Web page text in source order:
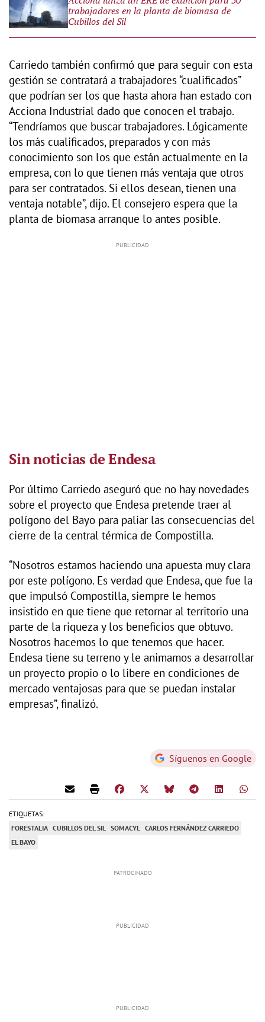
trabajadores en la planta de biomasa de
Cubillos del Sil
Carriedo también confirmó que para seguir con esta
gestión se contratará a trabajadores “cualificados”
que podrían ser los que hasta ahora han estado con
Acciona Industrial dado que conocen el trabajo.
“Tendríamos que buscar trabajadores. Lógicamente
los más cualificados, preparados y con más
conocimiento son los que están actualmente en la
empresa, con lo que tienen más ventaja que otros
para ser contratados. Si ellos desean, tienen una
ventaja notable”, dijo. El consejero espera que la
planta de biomasa arranque lo antes posible.
Sin noticias de Endesa
Por último Carriedo aseguró que no hay novedades
sobre el proyecto que Endesa pretende traer al
polígono del Bayo para paliar las consecuencias del
cierre de la central térmica de Compostilla.
“Nosotros estamos haciendo una apuesta muy clara
por este polígono. Es verdad que Endesa, que fue la
que impulsó Compostilla, siempre le hemos
insistido en que tiene que retornar al territorio una
parte de la riqueza y los beneficios que obtuvo.
Nosotros hacemos lo que tenemos que hacer.
Endesa tiene su terreno y le animamos a desarrollar
un proyecto propio o lo libere en condiciones de
mercado ventajosas para que se puedan instalar
empresas”, finalizó.
Síguenos en Google
ETIQUETAS:
FORESTALIA CUBILLOS DEL SIL SOMACYL CARLOS FERNÁNDEZ CARRIEDO
EL BAYO